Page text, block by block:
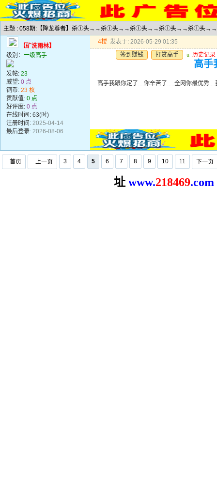
主题 : 058期:【降龙尊者】杀①头→→杀①头→→杀①头→→杀①头→→杀①头→→
【矿洗雨林】
级别： 一级高手
发帖: 23
威望: 0 点
铜币: 23 枚
贡献值: 0 点
好评度: 0 点
在线时间: 63(时)
注册时间: 2025-04-14
最后登录: 2026-08-06
4楼 发表于: 2026-05-29 01:35
签到赚钱
打赏高手 u 历史记录
高手
高手我跟你定了....你辛苦了.....全网你最优秀
首页 上一页 3 4 5 6 7 8 9 10 11 下一页
址 www.218469.com